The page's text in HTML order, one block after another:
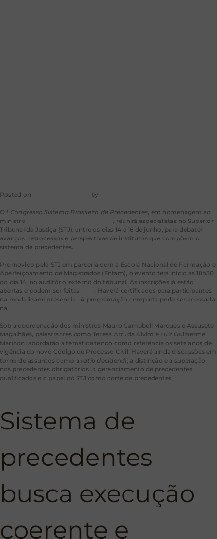
Posted on by
O I Congresso Sistema Brasileiro de Precedentes, em homenagem ao
ministro
, reunirá especialistas no Superior
Tribunal de Justiça (STJ), entre os dias 14 e 16 de junho, para debater
avanços, retrocessos e perspectivas de institutos que compõem o
sistema de precedentes.
Promovido pelo STJ em parceria com a Escola Nacional de Formação e
Aperfeiçoamento de Magistrados (Enfam), o evento terá início às 18h30
do dia 14, no auditório externo do tribunal. As inscrições já estão
abertas e podem ser feitas
. Haverá certificados para participantes
na modalidade presencial. A programação completa pode ser acessada
na
.
Sob a coordenação dos ministros Mauro Campbell Marques e Assusete
Magalhães, palestrantes como Teresa Arruda Alvim e Luiz Guilherme
Marinoni abordarão a temática tendo como referência os sete anos de
vigência do novo Código de Processo Civil. Haverá ainda discussões em
torno de assuntos como a ratio decidendi, a distinção e a superação
nos precedentes obrigatórios, o gerenciamento de precedentes
qualificados e o papel do STJ como corte de precedentes.
Sistema de
precedentes
busca execução
coerente e